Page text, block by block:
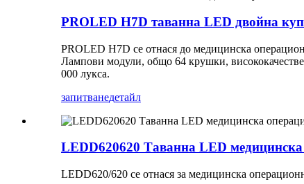
PROLED H7D таванна LED двойна
PROLED H7D се отнася до медицинска
Лампови модули, общо 64 крушки,
000 лукса.
запитванедетайл
LEDD620620 Таванна LED
LEDD620/620 се отнася за медицинска